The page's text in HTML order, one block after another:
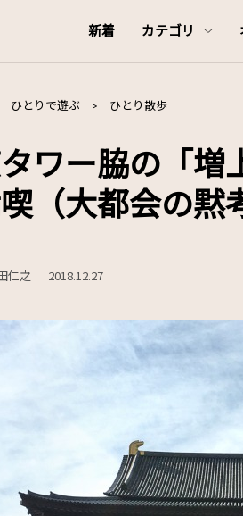
新着 カテゴリ
ひとりで遊ぶ > ひとり散歩
ワー脇の「増
（大都会の黙
仁之 2018.12.27